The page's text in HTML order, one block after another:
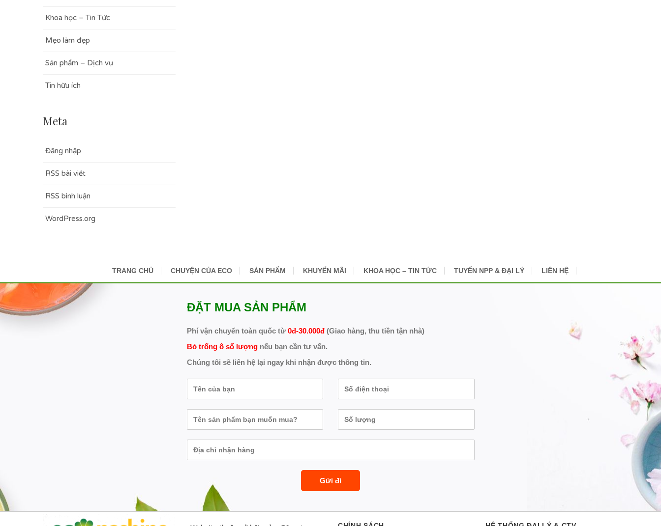
Khoa học – Tin Tức
Mẹo làm đẹp
Sản phẩm – Dịch vụ
Tin hữu ích
Meta
Đăng nhập
RSS bài viết
RSS bình luận
WordPress.org
TRANG CHỦ CHUYỆN CỦA ECO SẢN PHẨM KHUYẾN MÃI KHOA HỌC – TIN TỨC TUYỂN NPP & ĐẠI LÝ LIÊN HỆ
ĐẶT MUA SẢN PHẨM
Phí vận chuyển toàn quốc từ 0đ-30.000đ(Giao hàng, thu tiền tận nhà)
Bỏ trống ô số lượngnếu bạn cần tư vấn.
Chúng tôi sẽ liên hệ lại ngay khi nhận được thông tin.